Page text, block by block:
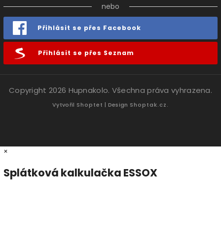
nebo
Přihlásit se přes Facebook
Přihlásit se přes Seznam
Copyright 2026 Hupnakolo. Všechna práva vyhrazena.
Vytvořil Shoptet | Design Shoptak.cz.
×
Splátková kalkulačka ESSOX